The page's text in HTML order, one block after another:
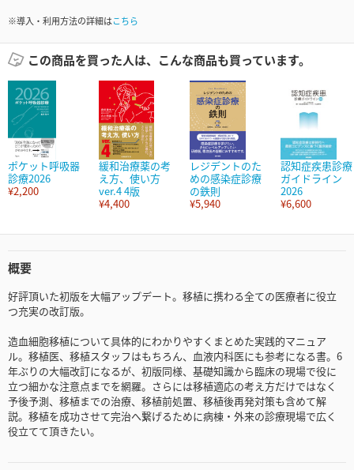
※導入・利用方法の詳細はこちら
この商品を買った人は、こんな商品も買っています。
ポケット呼吸器
診療2026
¥2,200
緩和治療薬の考
え方、使い方
ver.4 4版
¥4,400
レジデントのた
めの感染症診療
の鉄則
¥5,940
認知症疾患診療
ガイドライン
2026
¥6,600
概要
好評頂いた初版を大幅アップデート。移植に携わる全ての医療者に役立
つ充実の改訂版。
造血細胞移植について具体的にわかりやすくまとめた実践的マニュア
ル。移植医、移植スタッフはもちろん、血液内科医にも参考になる書。6
年ぶりの大幅改訂になるが、初版同様、基礎知識から臨床の現場で役に
立つ細かな注意点までを網羅。さらには移植適応の考え方だけではなく
予後予測、移植までの治療、移植前処置、移植後再発対策も含めて解
説。移植を成功させて完治へ繋げるために病棟・外来の診療現場で広く
役立てて頂きたい。